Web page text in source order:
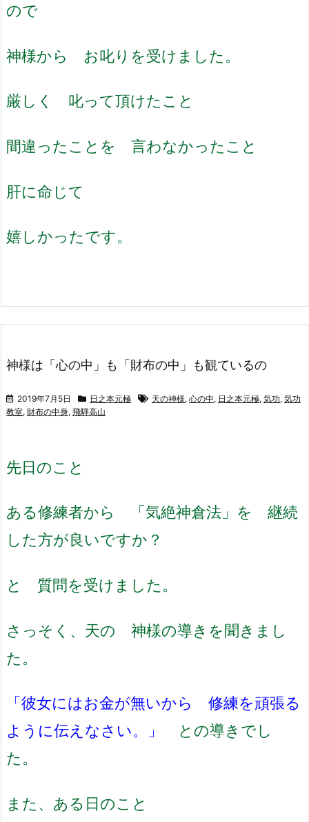
ので
神様から お叱りを受けました。
厳しく 叱って頂けたこと
間違ったことを 言わなかったこと
肝に命じて
嬉しかったです。
神様は「心の中」も「財布の中」も観ているの
2019年7月5日 日之本元極 天の神様, 心の中, 日之本元極, 気功, 気功
教室, 財布の中身, 飛騨高山
先日のこと
ある修練者から 「気絶神倉法」を 継続
した方が良いですか？
と 質問を受けました。
さっそく、天の 神様の導きを聞きまし
た。
「彼女にはお金が無いから 修練を頑張る
ように伝えなさい。」
との導きでし
た。
また、ある日のこと